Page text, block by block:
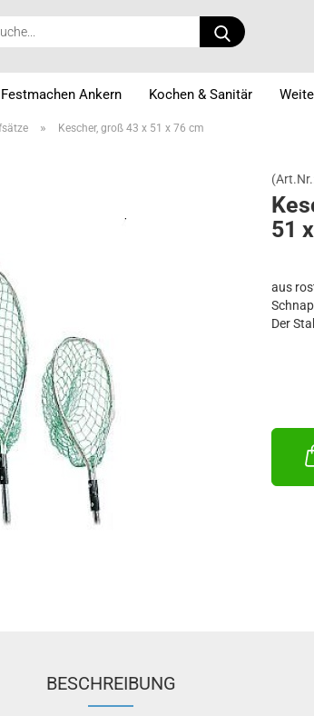
Suche...
Festmachen Ankern Kochen & Sanitär
» Kescher, groß 43 x 51 x 76 cm
51
aus
Der
BESCHREIBUNG